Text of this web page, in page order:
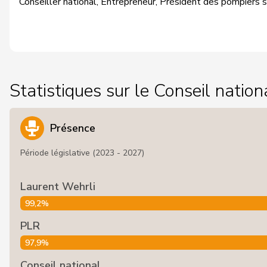
Statistiques sur le Conseil
Présence
Période législative (2023 - 2027)
Laurent Wehrli
99,2%
PLR
97,9%